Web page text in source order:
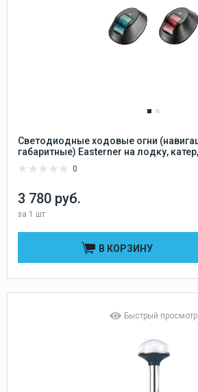
Светодиодные ходовые огни
габаритные) Easterner на лодку,
0
3 780 руб.
за 1 шт
В КОРЗИНУ
Быстрый просмотр